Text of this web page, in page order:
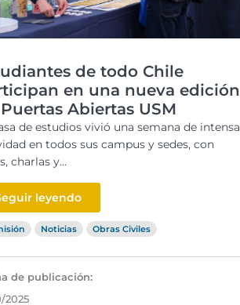
de todo Chile
en una nueva edición
Abiertas USM
de estudios vivió una semana de intensa
en todos sus campus y sedes, con
charlas y...
leyendo
Noticias Obras Civiles
de publicación:
2025